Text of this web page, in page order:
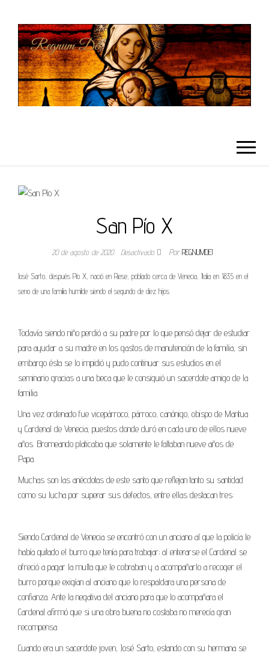
San Pío X
20 de agosto de 2020 Desactivado Por REGNUMDEI
José Sarto, después Pío X, nació en Riese, poblado cerca de Venecia, Italia en 1835 en el
seno de una familia humilde siendo el segundo de diez hijos.
Todavía siendo niño perdió a su padre por lo que pensó dejar de estudiar
para ayudar a su madre en los gastos de manutención de la familia, sin
embargo ésta se lo impidió y pudo continuar sus estudios en el
seminario gracias a una beca que le consiguió un sacerdote amigo de la
familia.
Una vez ordenado fue vicepárroco, párroco, canónigo, obispo de Mantua
y Cardenal de Venecia, puestos donde duró en cada uno de ellos nueve
años. Bromeando platicaba que solamente le faltaban nueve años de
Papa.
Muchas son las anécdotas de este santo que reflejan tanto su santidad
como su lucha por superar sus defectos, entre ellas destacan tres:
Siendo Cardenal de Venecia se encontró con un anciano al que la policía le
había quitado el burro que tenía para trabajar; al enterarse el Cardenal se
ofreció a pagar la multa que le cobraban y a acompañarlo a recoger el
burro porque exigían al anciano que lo respaldara una persona de
confianza. Ante la negativa del anciano para que lo acompañara el
Cardenal afirmó que si una obra buena no costaba no merecía gran
recompensa
Cuando era un sacerdote joven, José Sarto, estando con su hermana se